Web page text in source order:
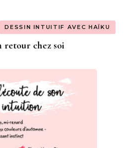
DESSIN INTUITIF AVEC HAÏKU
retour chez soi